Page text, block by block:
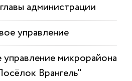
администрации
управление
микрорайона
Врангель"